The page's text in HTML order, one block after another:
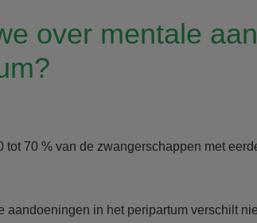
over mentale
tot 70 % van de zwangerschappen met
aandoeningen in het peripartum verschilt